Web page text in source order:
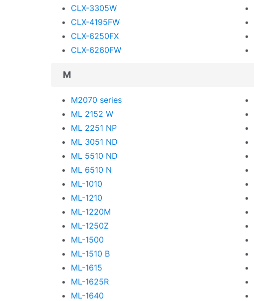
TallyGenicom
Toshiba
Unassigned
Utax
Xerox
Zebra
CLX-3305W
CLX-4195FW
CLX-6250FX
CLX-6260FW
M
M2070 series
ML 2152 W
ML 2251 NP
ML 3051 ND
ML 5510 ND
ML 6510 N
ML-1010
ML-1210
ML-1220M
ML-1250Z
ML-1500
ML-1510 B
ML-1615
ML-1625R
ML-1640